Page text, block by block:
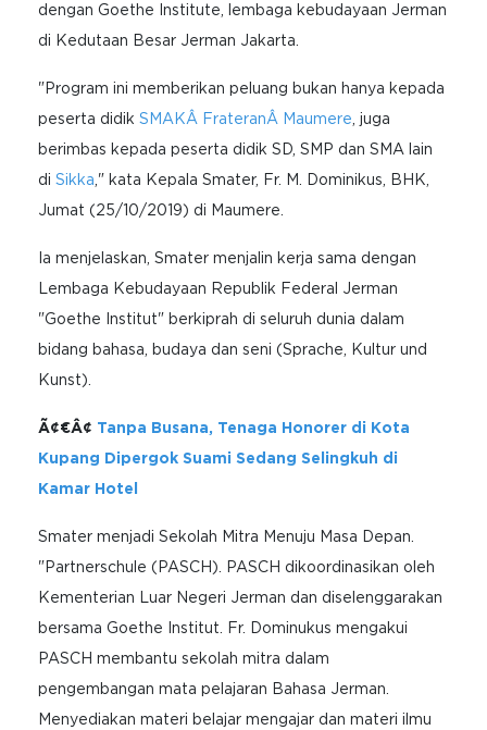
dengan Goethe Institute, lembaga kebudayaan Jerman
di Kedutaan Besar Jerman Jakarta.
"Program ini memberikan peluang bukan hanya kepada
peserta didik SMAKÂ FrateranÂ Maumere, juga
berimbas kepada peserta didik SD, SMP dan SMA lain
di Sikka," kata Kepala Smater, Fr. M. Dominikus, BHK,
Jumat (25/10/2019) di Maumere.
Ia menjelaskan, Smater menjalin kerja sama dengan
Lembaga Kebudayaan Republik Federal Jerman
"Goethe Institut" berkiprah di seluruh dunia dalam
bidang bahasa, budaya dan seni (Sprache, Kultur und
Kunst).
Ã¢€Â¢ Tanpa Busana, Tenaga Honorer di Kota
Kupang Dipergok Suami Sedang Selingkuh di
Kamar Hotel
Smater menjadi Sekolah Mitra Menuju Masa Depan.
"Partnerschule (PASCH). PASCH dikoordinasikan oleh
Kementerian Luar Negeri Jerman dan diselenggarakan
bersama Goethe Institut. Fr. Dominukus mengakui
PASCH membantu sekolah mitra dalam
pengembangan mata pelajaran Bahasa Jerman.
Menyediakan materi belajar mengajar dan materi ilmu